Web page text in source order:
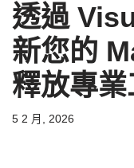
透過
新您的
釋放專
5 2 月, 2026